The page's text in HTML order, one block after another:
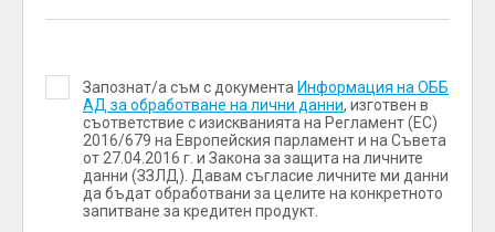
Запознат/а съм с документа Информация на ОББ
АД за обработване на лични данни, изготвен в
съответствие с изискванията на Регламент (ЕС)
2016/679 на Европейския парламент и на Съвета
от 27.04.2016 г. и Закона за защита на личните
данни (ЗЗЛД). Давам съгласие личните ми данни
да бъдат обработвани за целите на конкретното
запитване за кредитен продукт.